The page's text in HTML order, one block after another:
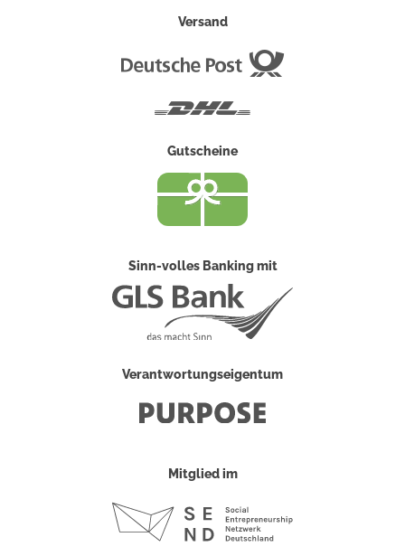
Versand
Gutscheine
Sinn-volles Banking mit
Verantwortungseigentum
Mitglied im